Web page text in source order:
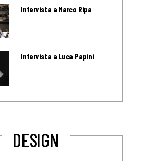
Intervista a Marco Ripa
Intervista a Luca Papini
DESIGN